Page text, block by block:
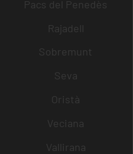
Pacs del Penedès
Rajadell
Sobremunt
Seva
Oristà
Veciana
Vallirana